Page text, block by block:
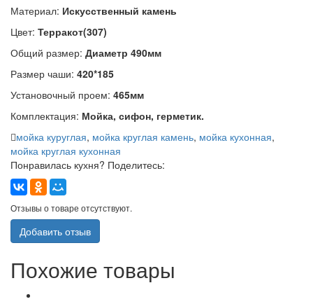
Материал: Искусственный камень
Цвет: Терракот(307)
Общий размер: Диаметр 490мм
Размер чаши: 420*185
Установочный проем: 465мм
Комплектация: Мойка, сифон, герметик.
мойка куруглая, мойка круглая камень, мойка кухонная,
мойка круглая кухонная
Понравилась кухня? Поделитесь:
Отзывы о товаре отсутствуют.
Добавить отзыв
Похожие товары